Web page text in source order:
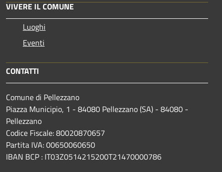
VIVERE IL COMUNE
Luoghi
Eventi
CONTATTI
Comune di Pellezzano
Piazza Municipio, 1 - 84080 Pellezzano (SA) - 84080 -
Pellezzano
Codice Fiscale: 80020870657
Partita IVA: 00650060650
IBAN BCP : IT03Z0514215200T21470000786